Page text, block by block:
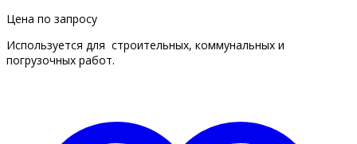
Цена по запросу
Используется для строительных, коммунальных и
погрузочных работ.